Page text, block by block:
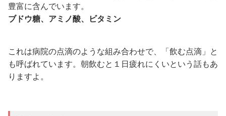
豊富に含んでいます。
ブドウ糖、アミノ酸、ビタミン
これは病院の点滴のような組み合わせで、「飲む点滴」と
も呼ばれています。朝飲むと１日疲れにくいという話もあ
りますよ。